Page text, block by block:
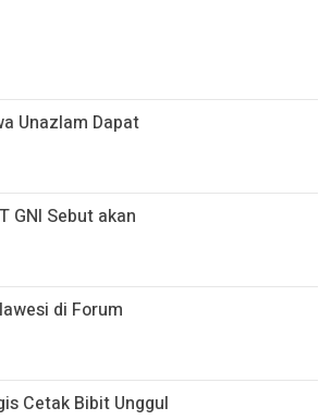
Unazlam Dapat
GNI Sebut akan
di Forum
Cetak Bibit Unggul